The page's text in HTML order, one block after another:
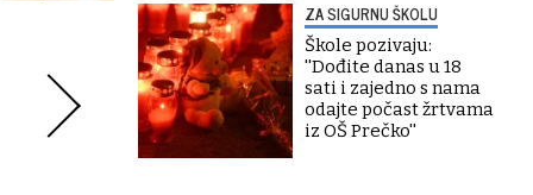
ZA SIGURNU ŠKOLU
Škole pozivaju:
''Dođite danas u 18
sati i zajedno s nama
odajte počast žrtvama
iz OŠ Prečko''